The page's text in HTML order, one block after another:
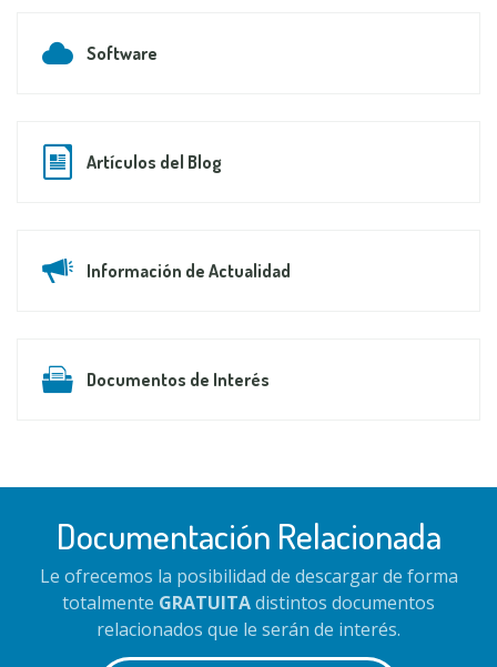
Software
Artículos del Blog
Información de Actualidad
Documentos de Interés
Documentación Relacionada
Le ofrecemos la posibilidad de descargar de forma
totalmente GRATUITAdistintos documentos
relacionados que le serán de interés.